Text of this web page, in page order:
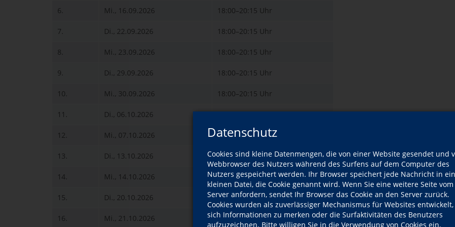
Datenschutz
Cookies sind kleine Datenmengen, die von einer Website gesendet und
Webbrowser des Nutzers während des Surfens auf dem Computer des
Nutzers gespeichert werden. Ihr Browser speichert jede Nachricht in
kleinen Datei, die Cookie genannt wird. Wenn Sie eine weitere Seite vom
Server anfordern, sendet Ihr Browser das Cookie an den Server zurück.
Cookies wurden als zuverlässiger Mechanismus für Websites
sich Informationen zu merken oder die Surfaktivitäten des Benutzers
aufzuzeichnen. Bitte willigen Sie in die Verwendung von Cookies ein.
6. Mi., 16.09.2026 18:00–20:15 Uhr
7. Di., 22.09.2026 18:00–20:15 Uhr
8. Mi., 23.09.2026 18:00–20:15 Uhr
9. Di., 29.09.2026 18:00–20:15 Uhr
10. Mi., 30.09.2026 18:00–20:15 Uhr
11. Di., 06.10.2026 18:00–20:15 Uhr
12. Mi., 07.10.2026 18:00–20:15 Uhr
13. Di., 13.10.2026 18:00–20:15 Uhr
14. Mi., 14.10.2026 18:00–20:15 Uhr
15. Di., 20.10.2026 18:00–20:15 Uhr
16. Mi., 21.10.2026 18:00–20:15 Uhr